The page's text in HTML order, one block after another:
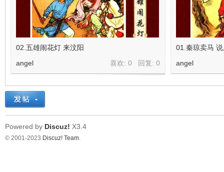
02.五雄闹花灯 来汶阳
喜欢: 0 回复: 0
angel
01.秦琼卖马
angel
Powered by Discuz! X3.4
© 2001-2023 Discuz! Team.